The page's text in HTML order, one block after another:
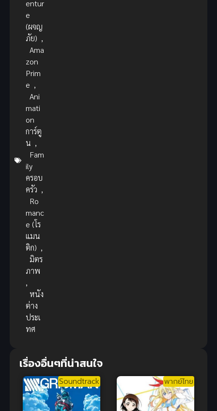
entur
e
(ผจญ
ภัย) ,
Ama
zon
Prim
e ,
Ani
mati
on
การ์ตู
น ,
Fam
ily
ครอบ
ครัว ,
Ro
manc
e (โร
แมน
ติก) ,
มิตร
ภาพ
,
หนัง
ต่าง
ประเ
ทศ
เรื่องอื่นๆที่น่าสนใจ
Soundtrack พากย์ไทย